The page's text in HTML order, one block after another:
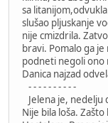
sa
slušao pljuskanje
nije cmizdrila.
bravi. Pomalo ga
podneti negoli ono
Danica najzad
- - - - - - - - - -
Jelena je, nedelju
Nije bila loša.